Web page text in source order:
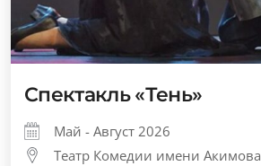
Спектакль «Тень»
Май - Август 2026
Театр Комедии имени Акимова